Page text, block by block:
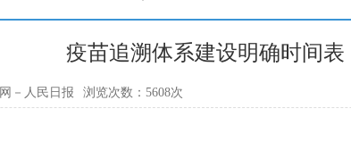
疫苗追溯体系建设明确时间表
－人民日报 浏览次数：5608次